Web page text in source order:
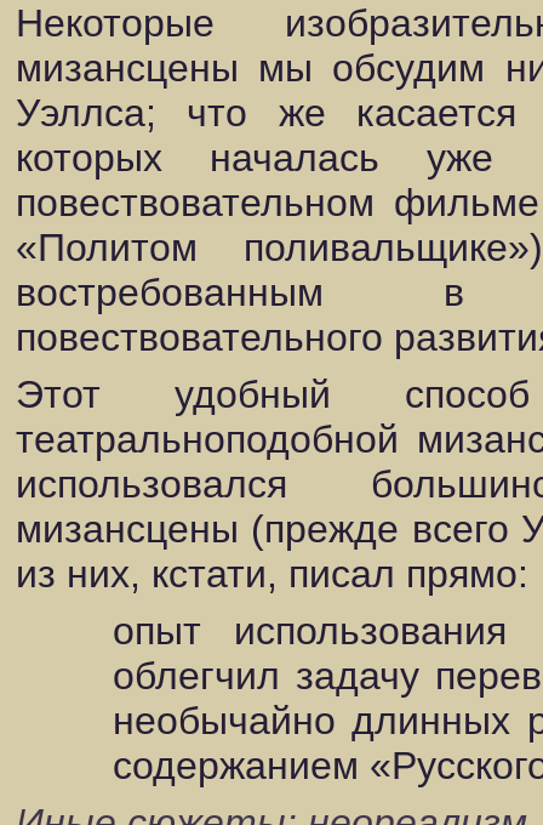
Некоторые
мизансцены мы обсудим
Уэллса; что же касается
которых началась
повествовательном
«Политом
востребованным в
повествовательного
Этот удобный способ
театральноподобной
использовался
мизансцены (прежде
из них, кстати, писал прямо:
опыт использования
облегчил задачу
необычайно длинных
содержанием